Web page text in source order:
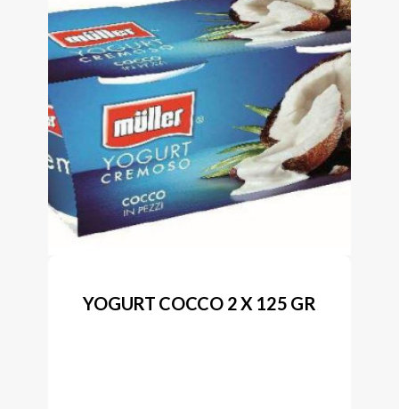
YOGURT COCCO 2 X 125 GR